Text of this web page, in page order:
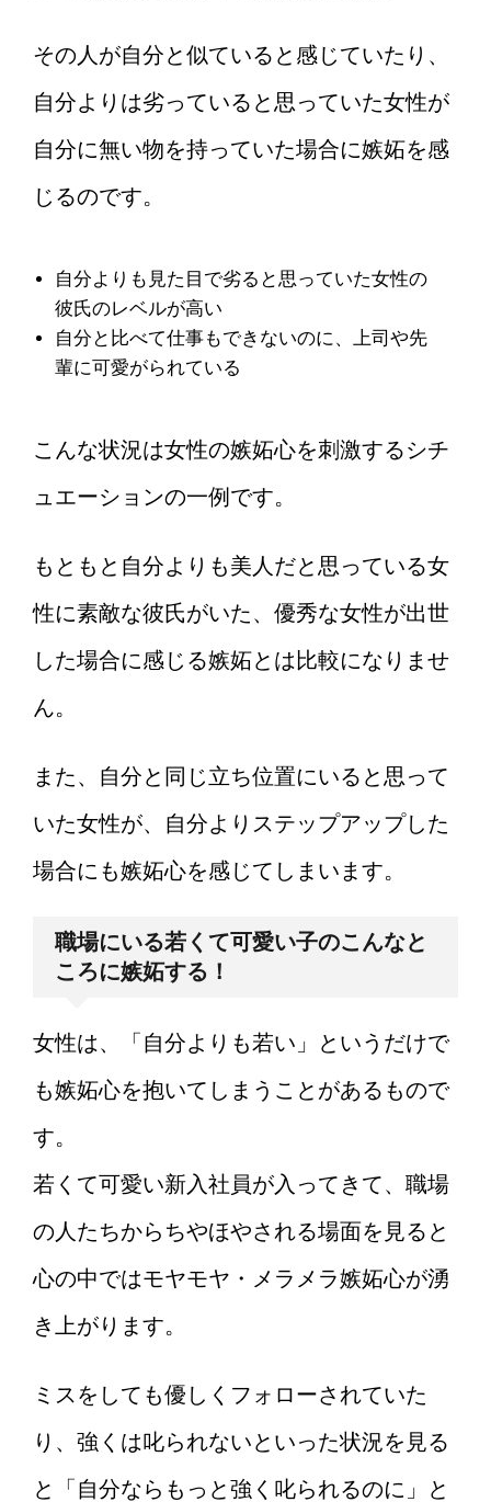
その人が自分と似ていると感じていたり、
自分よりは劣っていると思っていた女性が
自分に無い物を持っていた場合に嫉妬を感
じるのです。
自分よりも見た目で劣ると思っていた女性の
彼氏のレベルが高い
自分と比べて仕事もできないのに、上司や先
輩に可愛がられている
こんな状況は女性の嫉妬心を刺激するシチ
ュエーションの一例です。
もともと自分よりも美人だと思っている女
性に素敵な彼氏がいた、優秀な女性が出世
した場合に感じる嫉妬とは比較になりませ
ん。
また、自分と同じ立ち位置にいると思って
いた女性が、自分よりステップアップした
場合にも嫉妬心を感じてしまいます。
職場にいる若くて可愛い子のこんなと
ころに嫉妬する！
女性は、「自分よりも若い」というだけで
も嫉妬心を抱いてしまうことがあるもので
す。
若くて可愛い新入社員が入ってきて、職場
の人たちからちやほやされる場面を見ると
心の中ではモヤモヤ・メラメラ嫉妬心が湧
き上がります。
ミスをしても優しくフォローされていた
り、強くは叱られないといった状況を見る
と「自分ならもっと強く叱られるのに」と